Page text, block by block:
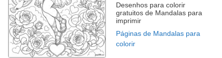
Desenhos para colorir
gratuitos de Mandalas para
imprimir
Páginas de Mandalas para
colorir